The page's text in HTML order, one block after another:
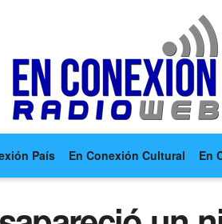
País En Conexión Cultural En